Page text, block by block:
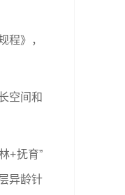
程》，
空间和
+抚育”
异龄针